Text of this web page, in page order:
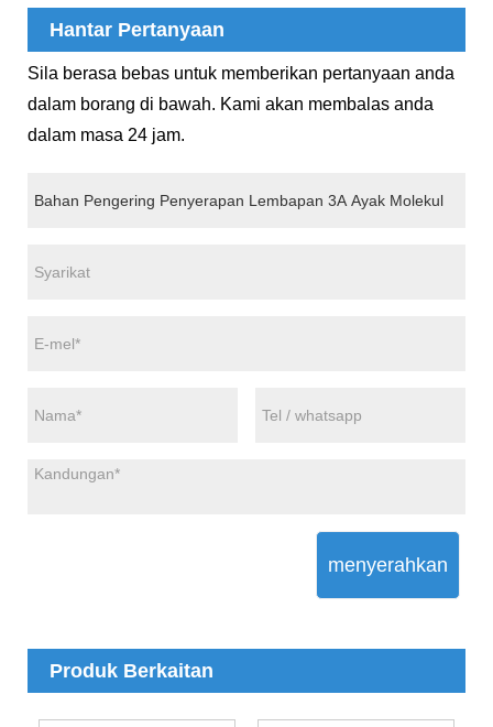
Hantar Pertanyaan
Sila berasa bebas untuk memberikan pertanyaan anda
dalam borang di bawah. Kami akan membalas anda
dalam masa 24 jam.
menyerahkan
Produk Berkaitan